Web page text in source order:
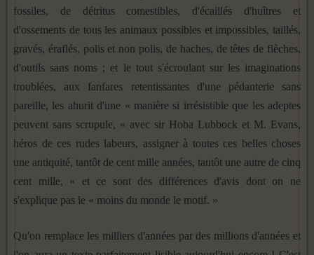
fossiles, de détritus comestibles, d'écaillés d'huîtres et
d'ossements de tous les animaux possibles et impossibles, taillés,
gravés, éraflés, polis et non polis, de haches, de têtes de flèches,
d'outils sans noms ; et le tout s'écroulant sur les imaginations
troublées, aux fanfares retentissantes d'une pédanterie sans
pareille, les ahurit d'une « manière si irrésistible que les adeptes
peuvent sans scrupule, « avec sir Hoba Lubbock et M. Evans,
héros de ces rudes labeurs, assigner à toutes ces belles choses
une antiquité, tantôt de cent mille années, tantôt une autre de cinq
cent mille, « et ce sont des différences d'avis dont on ne
s'explique pas le « moins du monde le motif. »
Qu'on remplace les milliers d'années par des millions d'an­nées et